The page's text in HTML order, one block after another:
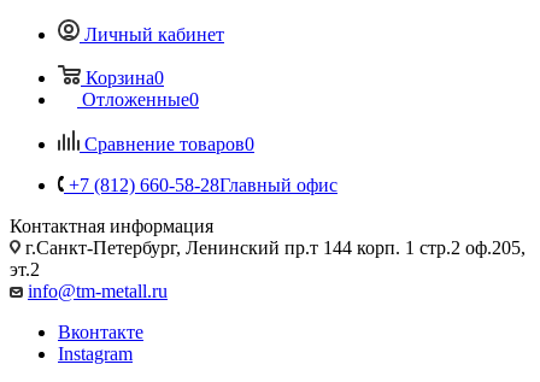
Личный кабинет
Корзина0
Отложенные0
Сравнение товаров0
+7 (812) 660-58-28Главный офис
Контактная информация
г.Санкт-Петербург, Ленинский пр.т 144 корп. 1 стр.2 оф.205,
эт.2
info@tm-metall.ru
Вконтакте
Instagram